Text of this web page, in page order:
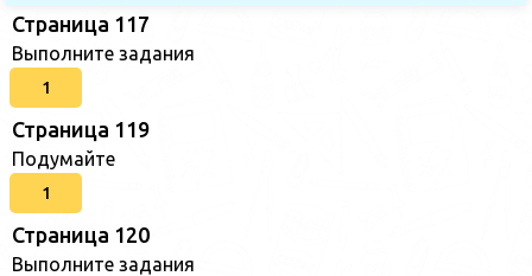
Страница 117
Выполните задания
1
Страница 119
Подумайте
1
Страница 120
Выполните задания